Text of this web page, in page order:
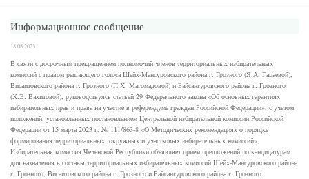
Информационное сообщение
18.08.2023
В связи с досрочным прекращением полномочий членов территориальных избирательных
комиссий с правом решающего голоса Шейх-Мансуровского района г. Грозного (Я.А. Гацаевой),
Висаитовского района г. Грозного (П.Х. Магомадовой) и Байсангуровского района г. Грозного
(Х.Э. Вахитовой), руководствуясь статьей 29 Федерального закона «Об основных гарантиях
избирательных прав и права на участие в референдуме граждан Российской Федерации», с учетом
положений, установленных постановлением Центральной избирательной комиссии Российской
Федерации от 15 марта 2023 г. № 111/863-8 «О Методических рекомендациях о порядке
формирования территориальных, окружных и участковых избирательных комиссий»,
Избирательная комиссия Чеченской Республики объявляет прием предложений по кандидатурам
для назначения в составы территориальных избирательных комиссий Шейх-Мансуровского района
г. Грозного, Висаитовского района г. Грозного и Байсангуровского района г. Грозного.